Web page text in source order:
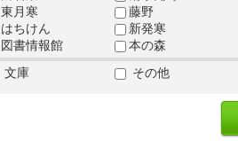
東月寒
藤野
はちけん
新発寒
図書情報館
本の森
文庫 その他